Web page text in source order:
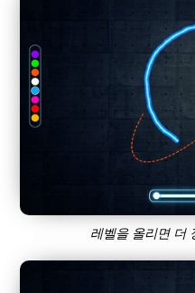
레벨을 올리면 더